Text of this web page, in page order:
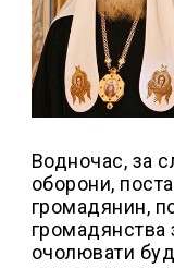
Водночас, за
оборони,
громадянин,
громадянства
очолювати